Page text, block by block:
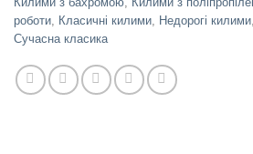
роботи, Класичні килими, Недорогі килими,
Сучасна класика